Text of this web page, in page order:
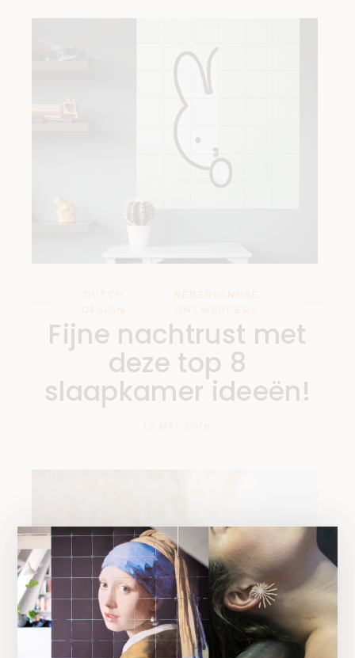
DUTCH
DESIGN
NEDERLANDSE
ONTWERPERS
Fijne nachtrust met
deze top 8
slaapkamer ideeën!